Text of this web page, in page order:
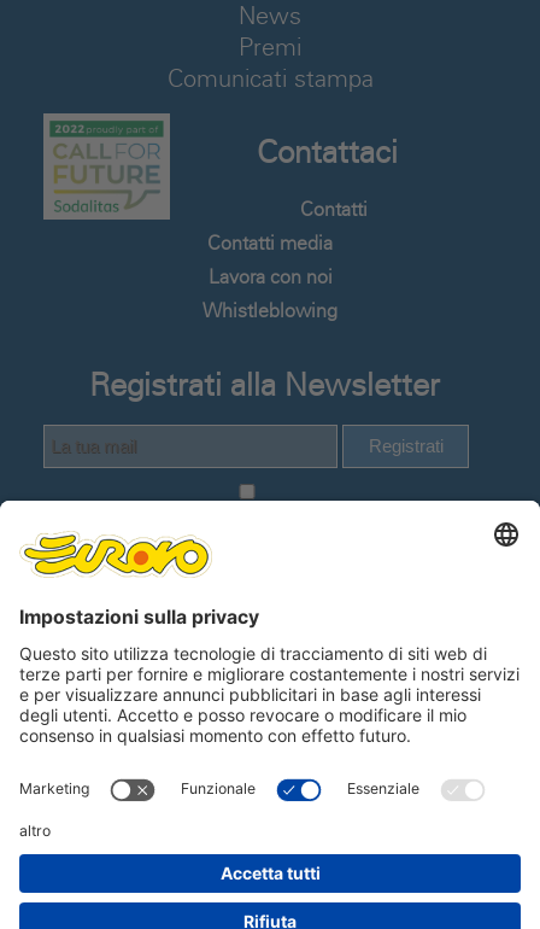
News
Premi
Comunicati stampa
Contattaci
Contatti
Contatti media
Lavora con noi
Whistleblowing
Registrati alla Newsletter
Registrati
laInformativa Privacy Utenti del sito web
Lingue